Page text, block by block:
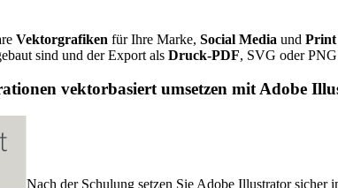
Vektorgrafiken für Ihre Marke, Social Media und Print
sind und der Export als Druck-PDF, SVG oder
vektorbasiert umsetzen mit Adobe
Nach der Schulung setzen Sie Adobe Illustratorsicher